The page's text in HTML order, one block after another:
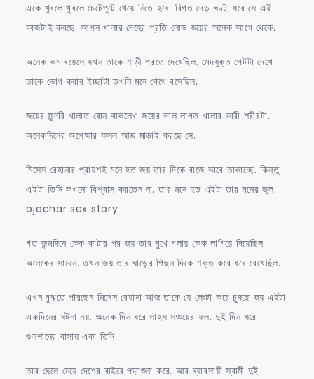
একে খুবলে খুবলে চেটেপুটে খেয়ে নিতে হবে. বিগত দেড় ঘণ্টা ধরে সে এই
কাজটাই করছে. আপন খালার দেহের প্রতি লোভ জয়ের অনেক আগে থেকে.
অনেক কম বয়েসে যখন তাকে শাড়ী পরতে দেখেছিল. মেদযুক্ত পেটটা দেখে
তাকে ভোগ করার ইচ্ছাটা তখনি মনে গেথে বসেছিল.
জয়ের সুন্দরি খালাত বোন থাকলেও জয়ের ভাল লাগত খালার ভারী শরীরটা.
অনেকদিনের অপেক্ষার ফসল আজ মাড়াই করছে সে.
মিসেস রেহানার প্রায়শই মনে হত জয় তার দিকে বাজে ভাবে তাকাচ্ছে. কিন্তু
এইটা তিনি কখনো বিশ্বাস করতেন না. তার মনে হত এইটা তার মনের ভুল.
ojachar sex story
গত জন্মদিনে কেক কাটার পর জয় তার মুখে গলায় কেক লাগিয়ে দিয়েছিল
অনেকের সামনে. তখন জয় তার ঘাড়ের পিছন দিকে শক্ত করে ধরে রেখেছিল.
এখন বুঝতে পারছেন মিসেস রেহানা আজ তাকে যে লেংটা করে চুদছে জয় এইটা
একদিনের ঘটনা নয়. অনেক দিন ধরে সাহস সঞ্চয়ের ফল. দুই দিন ধরে
গুলশানের বাসায় একা তিনি.
তার ছেলে মেয়ে দেশের বাইরে পড়াশুনা করে. আর ব্যাবসায়ী স্বামী দুই